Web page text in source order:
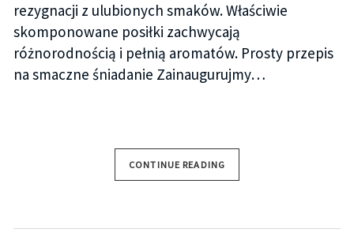
rezygnacji z ulubionych smaków. Właściwie
skomponowane posiłki zachwycają
różnorodnością i pełnią aromatów. Prosty przepis
na smaczne śniadanie Zainaugurujmy…
CONTINUE READING